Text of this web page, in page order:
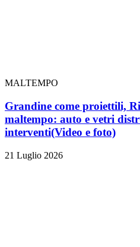
MALTEMPO
Grandine come proiettili,
maltempo: auto e vetri
interventi(Video e foto)
21 Luglio 2026